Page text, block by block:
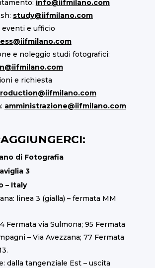
info@iifmilano.com
study@iifmilano.com
eventi e ufficio
e noleggio studi fotografici:
e richiesta
amministrazione@iifmilano.com
di Fotografia
3
– Italy
linea 3 (gialla) – fermata MM
Fermata via Sulmona; 95 Fermata
– Via Avezzana; 77 Fermata
dalla tangenziale Est – uscita